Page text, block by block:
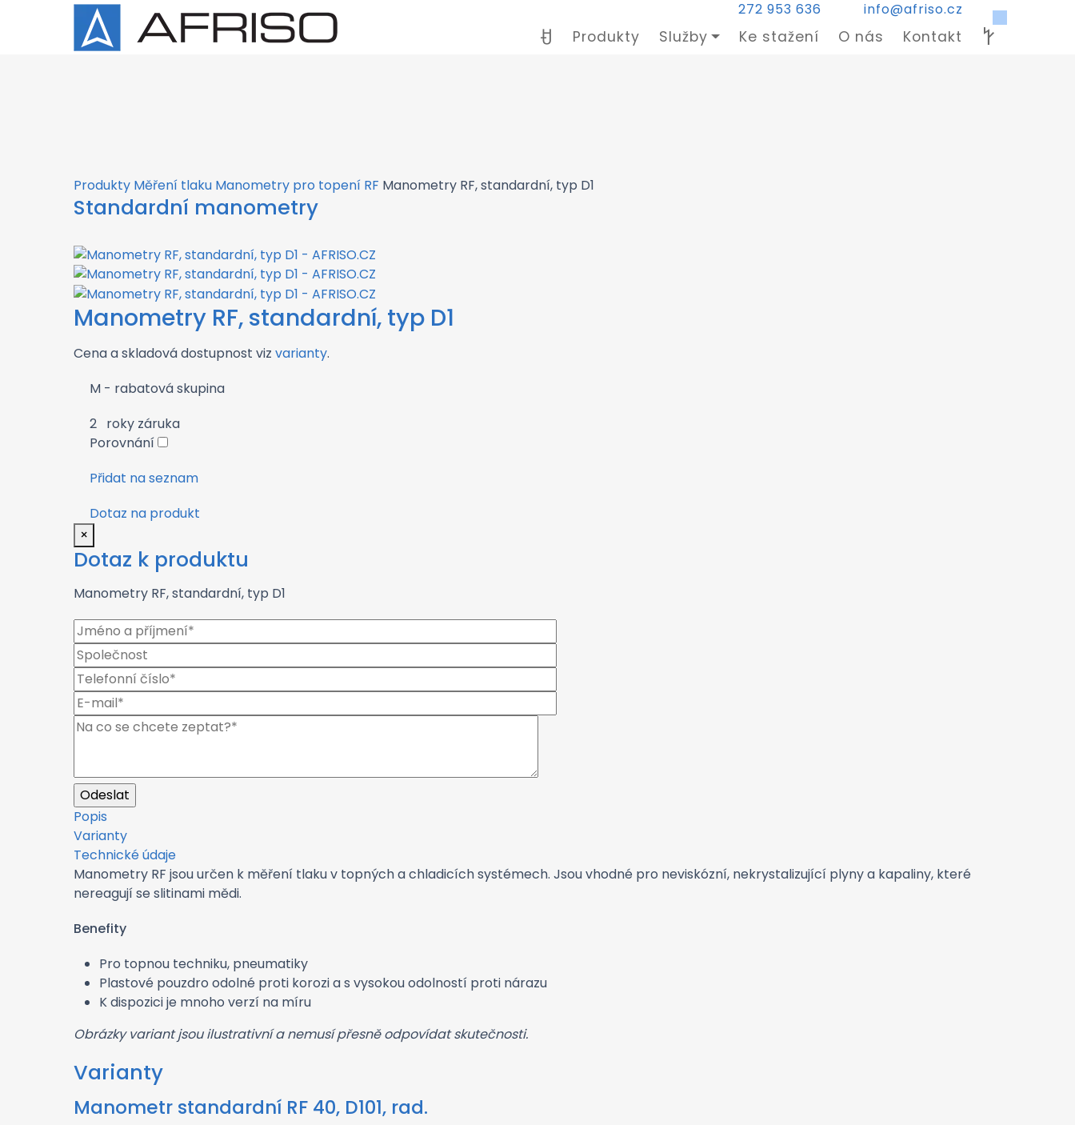
272 953 636 info@afriso.cz
Produkty Služby Ke stažení O nás Kontakt
Produkty Měření tlaku Manometry pro topení RF Manometry RF, standardní, typ D1
Standardní manometry
Manometry RF, standardní, typ D1
Cena a skladová dostupnost viz varianty.
M - rabatová skupina
2 roky záruka
Porovnání
Přidat na seznam
Dotaz na produkt
×
Dotaz k produktu
Manometry RF, standardní, typ D1
Popis
Varianty
Technické údaje
Manometry RF jsou určen k měření tlaku v topných a chladicích systémech. Jsou vhodné pro neviskózní, nekrystalizující plyny a kapaliny, které
nereagují se slitinami mědi.
Benefity
Pro topnou techniku, pneumatiky
Plastové pouzdro odolné proti korozi a s vysokou odolností proti nárazu
K dispozici je mnoho verzí na míru
Obrázky variant jsou ilustrativní a nemusí přesně odpovídat skutečnosti.
Varianty
Manometr standardní RF 40, D101, rad.